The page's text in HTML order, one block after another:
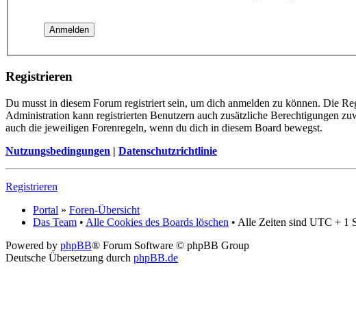
Registrieren
Du musst in diesem Forum registriert sein, um dich anmelden zu können. Die
Administration kann registrierten Benutzern auch zusätzliche Berechtigungen
auch die jeweiligen Forenregeln, wenn du dich in diesem Board bewegst.
Nutzungsbedingungen | Datenschutzrichtlinie
Registrieren
Portal » Foren-Übersicht
Das Team • Alle Cookies des Boards löschen • Alle Zeiten sind UTC + 1
Powered by phpBB® Forum Software © phpBB Group
Deutsche Übersetzung durch phpBB.de